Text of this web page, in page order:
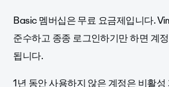
Basic 멤버십은 무료 요금제입니다.
준수하고종종 로그인하기만 하면 계
됩니다.
1년 동안 사용하지 않은 계정은 비활